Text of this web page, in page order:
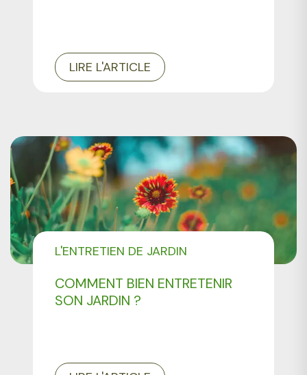
LIRE L'ARTICLE
COMMENT BIEN ENTRETENIR
SON JARDIN ?
L'ENTRETIEN DE JARDIN